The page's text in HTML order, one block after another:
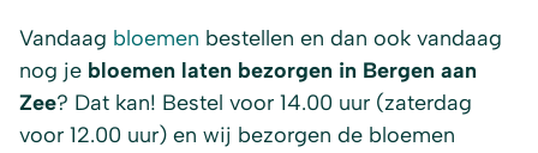
Vandaag bloemen bestellen en dan ook vandaag
nog je bloemen laten bezorgen in Bergen aan
Zee? Dat kan! Bestel voor 14.00 uur (zaterdag
voor 12.00 uur) en wij bezorgen de bloemen